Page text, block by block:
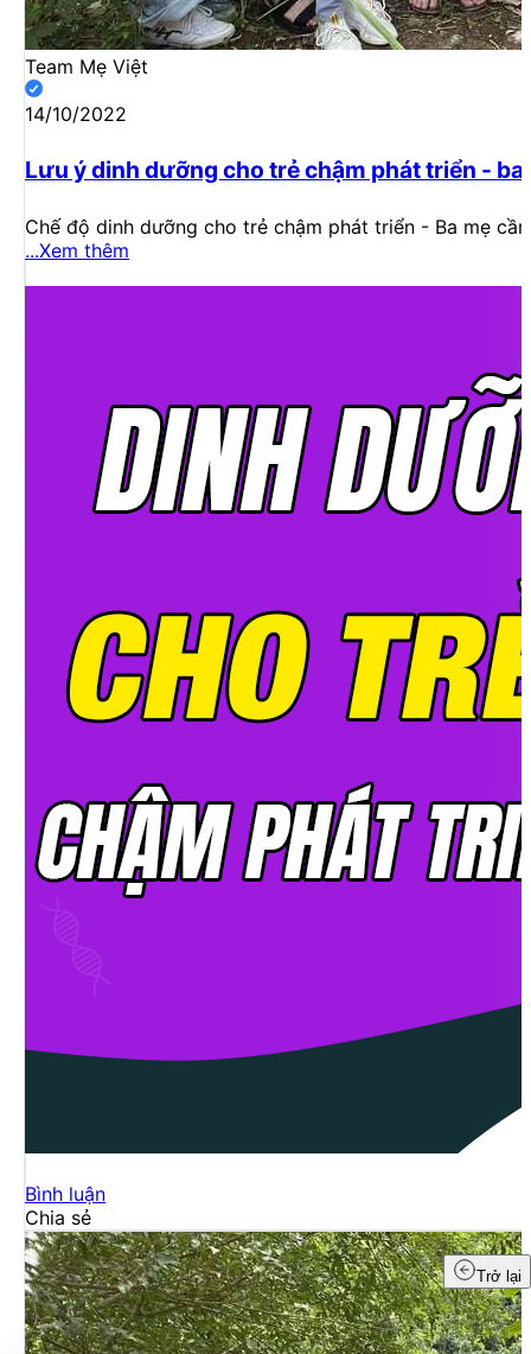
Trở lại
Team Mẹ Việt
14/10/2022
Lưu ý dinh dưỡng cho trẻ chậm phát triển - ba
Chế độ dinh dưỡng cho trẻ chậm phát triển - Ba mẹ
...Xem thêm
Bình luận
Chia sẻ